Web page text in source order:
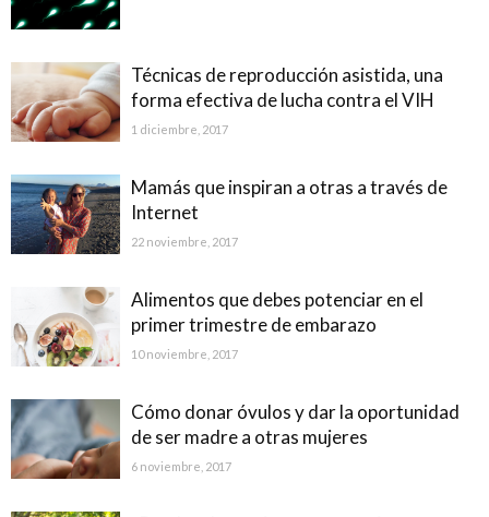
Técnicas de reproducción asistida, una
forma efectiva de lucha contra el VIH
1 diciembre, 2017
Mamás que inspiran a otras a través de
Internet
22 noviembre, 2017
Alimentos que debes potenciar en el
primer trimestre de embarazo
10 noviembre, 2017
Cómo donar óvulos y dar la oportunidad
de ser madre a otras mujeres
6 noviembre, 2017